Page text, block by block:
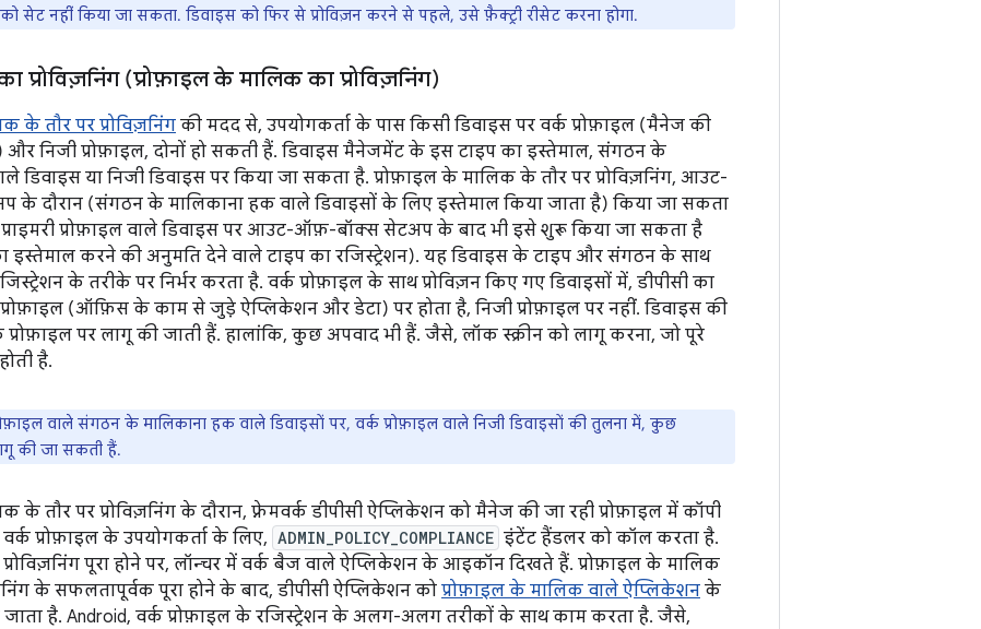
सेट नहीं किया जा सकता. डिवाइस को फिर से प्रोविज़न करने से पहले, उसे फ़ैक्ट्री रीसेट करना होगा.
प्रोविज़निंग (प्रोफ़ाइल के मालिक का प्रोविज़निंग)
के तौर पर प्रोविज़निंग की मदद से, उपयोगकर्ता के पास किसी डिवाइस पर वर्क प्रोफ़ाइल (मैनेज की
और निजी प्रोफ़ाइल, दोनों हो सकती हैं. डिवाइस मैनेजमेंट के इस टाइप का इस्तेमाल, संगठन के
डिवाइस या निजी डिवाइस पर किया जा सकता है. प्रोफ़ाइल के मालिक के तौर पर प्रोविज़निंग, आउट-
दौरान (संगठन के मालिकाना हक वाले डिवाइसों के लिए इस्तेमाल किया जाता है) किया जा सकता
प्रोफ़ाइल वाले डिवाइस पर आउट-ऑफ़-बॉक्स सेटअप के बाद भी इसे शुरू किया जा सकता है
इस्तेमाल करने की अनुमति देने वाले टाइप का रजिस्ट्रेशन). यह डिवाइस के टाइप और संगठन के साथ
के तरीके पर निर्भर करता है. वर्क प्रोफ़ाइल के साथ प्रोविज़न किए गए डिवाइसों में, डीपीसी का
प्रोफ़ाइल (ऑफ़िस के काम से जुड़े ऐप्लिकेशन और डेटा) पर होता है, निजी प्रोफ़ाइल पर नहीं. डिवाइस की
प्रोफ़ाइल पर लागू की जाती हैं. हालांकि, कुछ अपवाद भी हैं. जैसे, लॉक स्क्रीन को लागू करना, जो पूरे
है.
वाले संगठन के मालिकाना हक वाले डिवाइसों पर, वर्क प्रोफ़ाइल वाले निजी डिवाइसों की तुलना में, कुछ
की जा सकती हैं.
के तौर पर प्रोविज़निंग के दौरान, फ़्रेमवर्क डीपीसी ऐप्लिकेशन को मैनेज की जा रही प्रोफ़ाइल में कॉपी
प्रोफ़ाइल के उपयोगकर्ता के लिए, ADMIN_POLICY_COMPLIANCE इंटेंट हैंडलर को कॉल करता है.
प्रोविज़निंग पूरा होने पर, लॉन्चर में वर्क बैज वाले ऐप्लिकेशन के आइकॉन दिखते हैं. प्रोफ़ाइल के मालिक
के सफलतापूर्वक पूरा होने के बाद, डीपीसी ऐप्लिकेशन को प्रोफ़ाइल के मालिक वाले ऐप्लिकेशन के
जाता है. Android, वर्क प्रोफ़ाइल के रजिस्ट्रेशन के अलग-अलग तरीकों के साथ काम करता है. जैसे,